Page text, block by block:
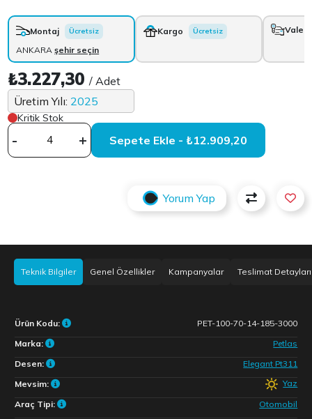
Montaj Ücretsiz
ANKARAşehir seçin
Kargo Ücretsiz Vale
₺3.227,30/ Adet
Üretim Yılı: 2025
Kritik Stok
- + Sepete Ekle - ₺12.909,20
Yorum Yap
Teknik Bilgiler Genel Özellikler Kampanyalar Teslimat Detayları
Ürün Kodu:
PET-100-70-14-185-3000
Marka:
Petlas
Desen:
Elegant Pt311
Mevsim:
Yaz
Araç Tipi:
Otomobil